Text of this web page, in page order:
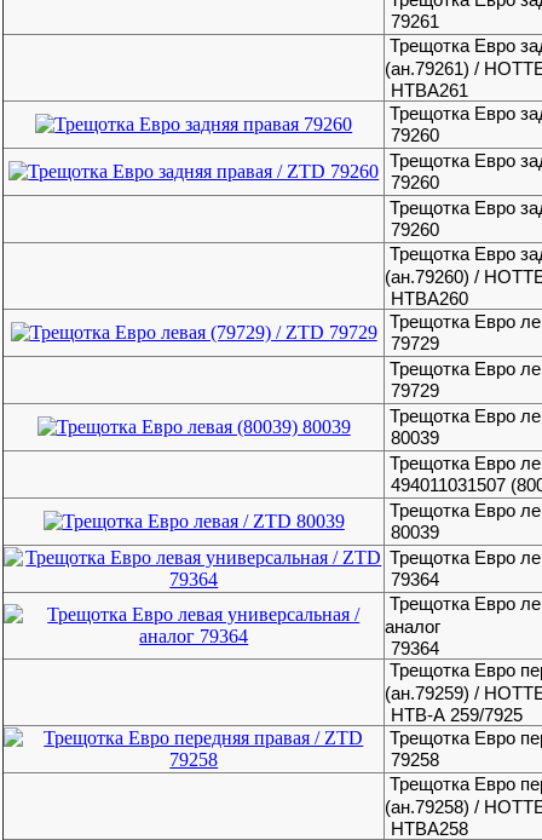
79261
Трещотка Евро
(ан.79261) /
HTBA261
Трещотка Евро
79260
Трещотка Евро
79260
Трещотка Евро
79260
Трещотка Евро
(ан.79260) /
HTBA260
Трещотка Евро
79729
Трещотка Евро
79729
Трещотка Евро
80039
Трещотка Евро
494011031507
Трещотка Евро
80039
Трещотка Евро
79364
Трещотка Евро
аналог
79364
Трещотка Евро
(ан.79259) /
HTB-А 259/7925
Трещотка Евро
79258
Трещотка Евро
(ан.79258) /
HTBA258